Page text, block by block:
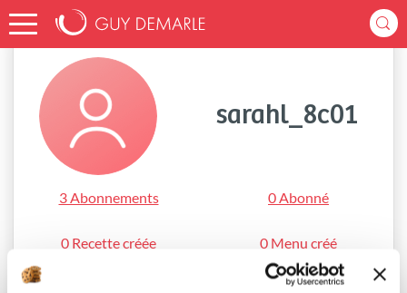
Accueil sarahl_8c01
sarahl_8c01
3 Abonnements 0 Abonné
0 Recette créée 0 Menu créé